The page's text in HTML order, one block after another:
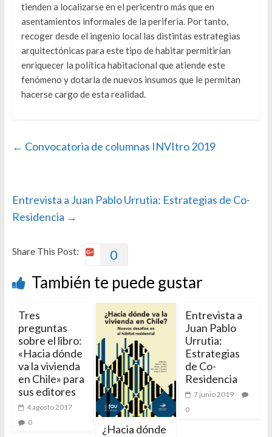
tienden a localizarse en el pericentro más que en
asentamientos informales de la periferia. Por tanto,
recoger desde el ingenio local las distintas estrategias
arquitectónicas para este tipo de habitar permitirían
enriquecer la política habitacional que atiende este
fenómeno y dotarla de nuevos insumos que le permitan
hacerse cargo de esta realidad.
← Convocatoria de columnas INVItro 2019
Entrevista a Juan Pablo Urrutia: Estrategias de Co-
Residencia →
Share This Post: 0
También te puede gustar
Tres
preguntas
sobre el libro:
«Hacia dónde
va la vivienda
en Chile» para
sus editores
4 agosto 2017
0
¿Hacia dónde
Entrevista a
Juan Pablo
Urrutia:
Estrategias
de Co-
Residencia
7 junio 2019
0